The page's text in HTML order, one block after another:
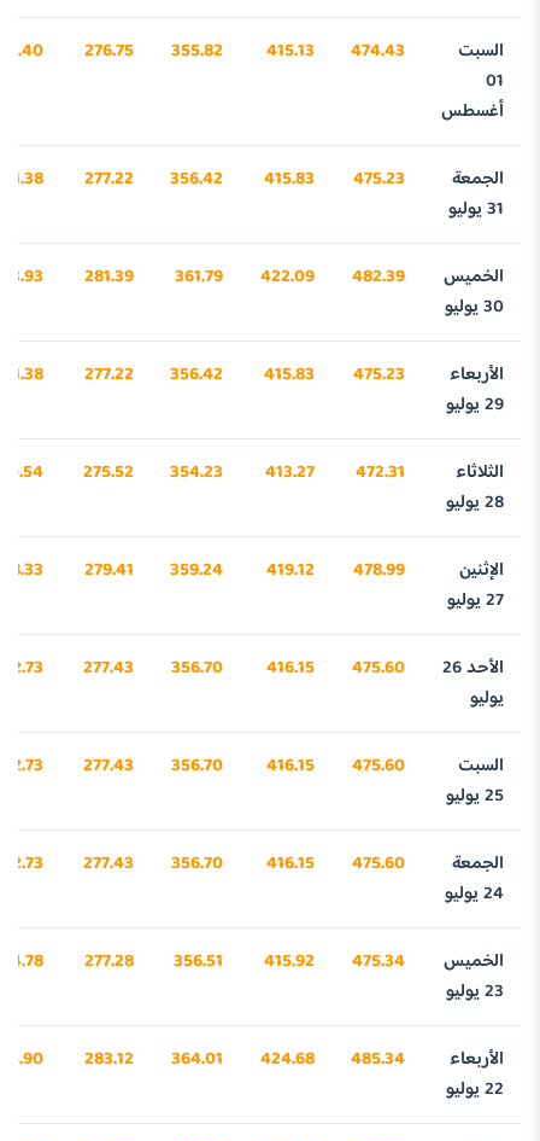
السبت
01
أغسطس
474.43
415.13
355.82
276.75
الجمعة
31 يوليو
475.23
415.83
356.42
277.22
الخميس
30 يوليو
482.39
422.09
361.79
281.39
الأربعاء
29 يوليو
475.23
415.83
356.42
277.22
الثلاثاء
28 يوليو
472.31
413.27
354.23
275.52
الإثنين
27 يوليو
478.99
419.12
359.24
279.41
الأحد 26
يوليو
475.60
416.15
356.70
277.43
السبت
25 يوليو
475.60
416.15
356.70
277.43
الجمعة
24 يوليو
475.60
416.15
356.70
277.43
الخميس
23 يوليو
475.34
415.92
356.51
277.28
الأربعاء
22 يوليو
485.34
424.68
364.01
283.12